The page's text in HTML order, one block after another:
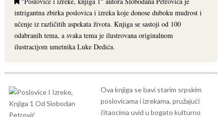
intrigantna zbirka poslovica i izreka koje donose duboku mudrost i
učenje iz različitih aspekata života. Knjiga se sastoji od 100
odabranih tema, a svaka tema je ilustrovana originalnom
ilustracijom umetnika Luke Dedića.
Ova knjiga se bavi starim srpskim
poslovicama i izrekama, pružajući
čitaocima uvid u bogato kulturno